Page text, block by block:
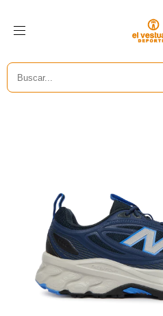
Search
for: